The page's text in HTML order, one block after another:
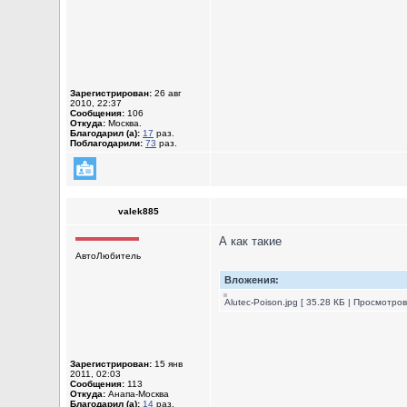
Зарегистрирован: 26 авг
2010, 22:37
Сообщения: 106
Откуда: Москва.
Благодарил (а): 17 раз.
Поблагодарили: 73 раз.
valek885
АвтоЛюбитель
Зарегистрирован: 15 янв
2011, 02:03
Сообщения: 113
Откуда: Анапа-Москва
Благодарил (а): 14 раз.
А как такие
Вложения:
Alutec-Poison.jpg [ 35.28 КБ |